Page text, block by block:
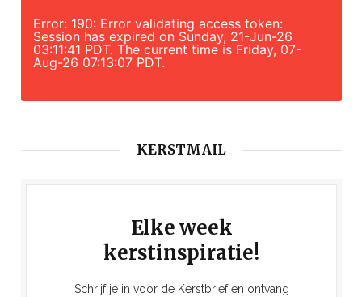
Error: 190: Error validating access token:
Session has expired on Sunday, 21-Jun-26
03:11:41 PDT. The current time is Friday, 07-
Aug-26 07:13:07 PDT.
KERSTMAIL
Elke week
kerstinspiratie!
Schrijf je in voor de Kerstbrief en ontvang